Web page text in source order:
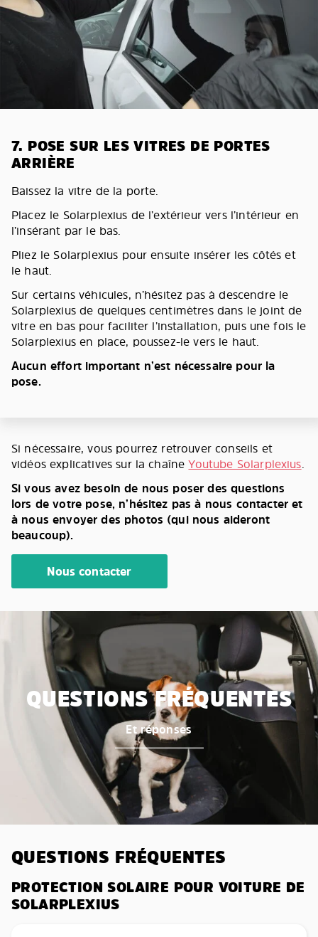
7. POSE SUR LES VITRES DE PORTES
ARRIÈRE
Baissez la vitre de la porte.
Placez le Solarplexius de l’extérieur vers l’intérieur en
l’insérant par le bas.
Pliez le Solarplexius pour ensuite insérer les côtés et
le haut.
Sur certains véhicules, n’hésitez pas à descendre le
Solarplexius de quelques centimètres dans le joint de
vitre en bas pour faciliter l’installation, puis une fois le
Solarplexius en place, poussez-le vers le haut.
Aucun effort important n’est nécessaire pour la
pose.
Si nécessaire, vous pourrez retrouver conseils et
vidéos explicatives sur la chaîneYoutube Solarplexius.
Si vous avez besoin de nous poser des questions
lors de votre pose, n’hésitez pas à nous contacter et
à nous envoyer des photos (qui nous aideront
beaucoup).
Nous contacter
QUESTIONS FRÉQUENTES
Et réponses
QUESTIONS FRÉQUENTES
PROTECTION SOLAIRE POUR VOITURE DE
SOLARPLEXIUS